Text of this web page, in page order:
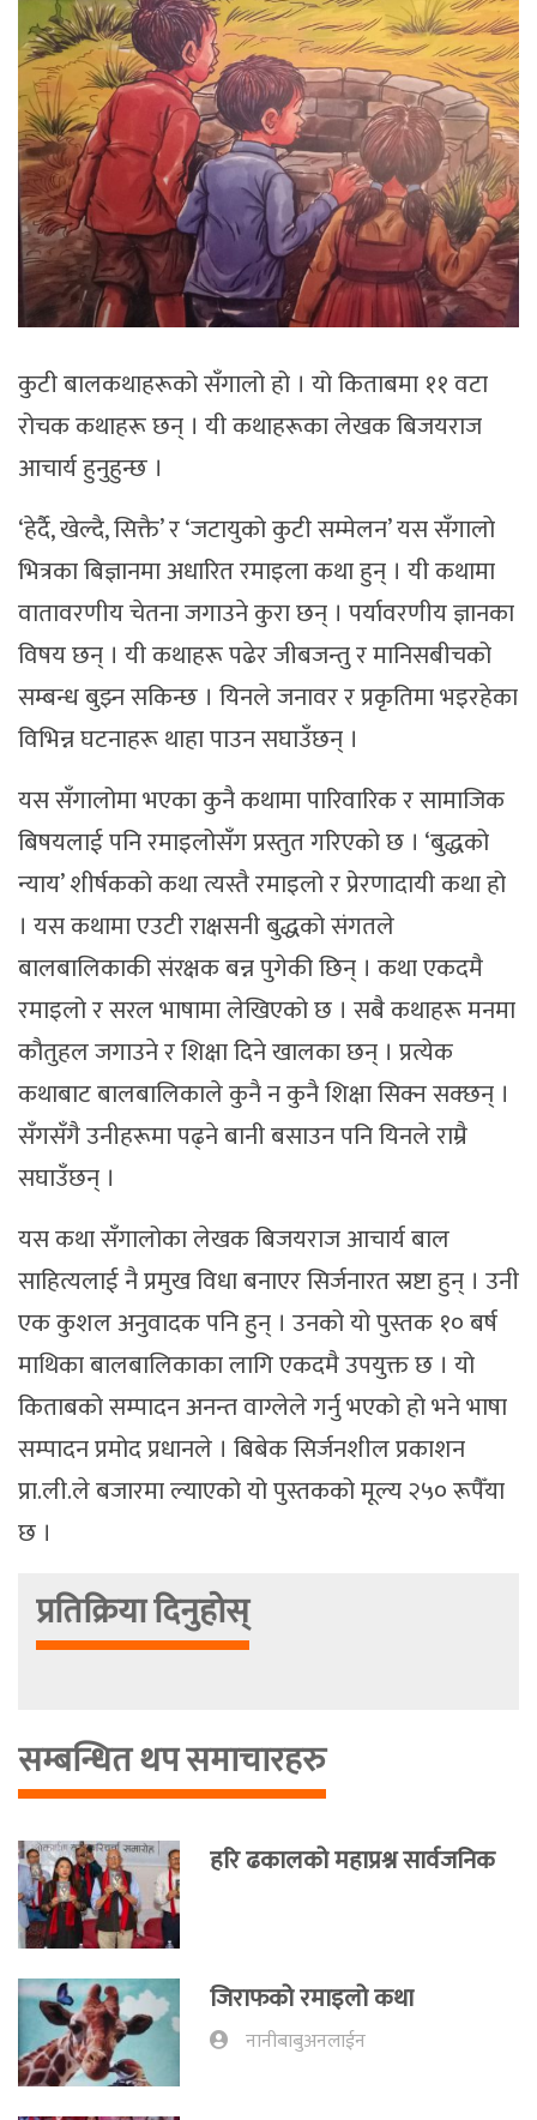
कुटी बालकथाहरूको सँगालो हो । यो किताबमा ११ वटा
रोचक कथाहरू छन् । यी कथाहरूका लेखक बिजयराज
आचार्य हुनुहुन्छ ।
‘हेर्दै, खेल्दै, सिक्तै’ र ‘जटायुको कुटी सम्मेलन’ यस सँगालाे
भित्रका बिज्ञानमा अधारित रमाइला कथा हुन् । यी कथामा
वातावरणीय चेतना जगाउने कुरा छन् । पर्यावरणीय ज्ञानका
विषय छन् । यी कथाहरू पढेर जीबजन्तु र मानिसबीचको
सम्बन्ध बुझ्न सकिन्छ । यिनले जनावर र प्रकृतिमा भइरहेका
विभिन्न घटनाहरू थाहा पाउन सघाउँछन् ।
यस सँगालोमा भएका कुनै कथामा पारिवारिक र सामाजिक
बिषयलाई पनि रमाइलोसँग प्रस्तुत गरिएको छ । ‘बुद्धको
न्याय’ शीर्षकको कथा त्यस्तै रमाइलो र प्रेरणादायी कथा हो
। यस कथामा एउटी राक्षसनी बुद्धको संगतले
बालबालिकाकी संरक्षक बन्न पुगेकी छिन् । कथा एकदमै
रमाइलो र सरल भाषामा लेखिएको छ । सबै कथाहरू मनमा
कौतुहल जगाउने र शिक्षा दिने खालका छन् । प्रत्येक
कथाबाट बालबालिकाले कुनै न कुनै शिक्षा सिक्न सक्छन् ।
सँगसँगै उनीहरूमा पढ्ने बानी बसाउन पनि यिनले राम्रै
सघाउँछन् ।
यस कथा सँगालोका लेखक बिजयराज आचार्य बाल
साहित्यलाई नै प्रमुख विधा बनाएर सिर्जनारत स्रष्टा हुन् । उनी
एक कुशल अनुवादक पनि हुन् । उनको यो पुस्तक १० बर्ष
माथिका बालबालिकाका लागि एकदमै उपयुक्त छ । यो
किताबको सम्पादन अनन्त वाग्लेले गर्नु भएको हो भने भाषा
सम्पादन प्रमोद प्रधानले । बिबेक सिर्जनशील प्रकाशन
प्रा.ली.ले बजारमा ल्याएको यो पुस्तकको मूल्य २५० रूपैँया
छ ।
प्रतिक्रिया दिनुहोस्
सम्बन्धित थप समाचारहरु
हरि ढकालको महाप्रश्न सार्वजनिक
जिराफको रमाइलो कथा
नानीबाबुअनलाईन